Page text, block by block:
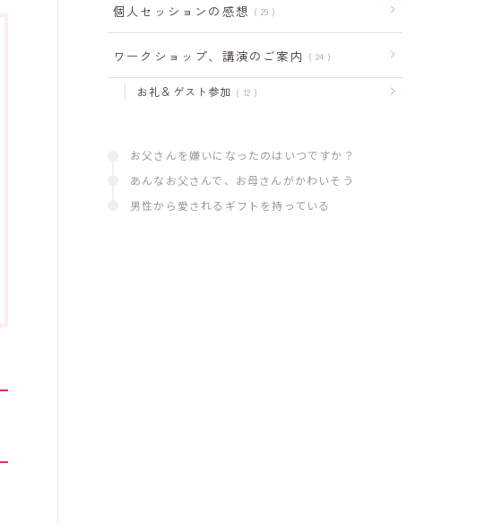
個人セッションの感想 29
ワークショップ、講演のご案内 24
お礼＆ゲスト参加 12
お父さんを嫌いになったのはいつですか？
あんなお父さんで、お母さんがかわいそう
男性から愛されるギフトを持っている